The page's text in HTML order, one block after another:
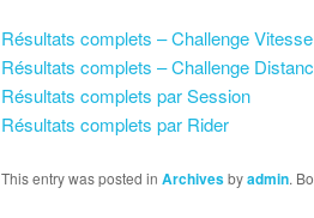
Résultats complets – Challenge
Résultats complets – Challenge
Résultats complets par Session
Résultats complets par Rider
This entry was posted in Archivesbyadmin.